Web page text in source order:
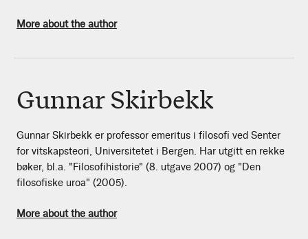
More about the author
Gunnar Skirbekk
Gunnar Skirbekk er professor emeritus i filosofi ved Senter
for vitskapsteori, Universitetet i Bergen. Har utgitt en rekke
bøker, bl.a. "Filosofihistorie" (8. utgave 2007) og "Den
filosofiske uroa" (2005).
More about the author